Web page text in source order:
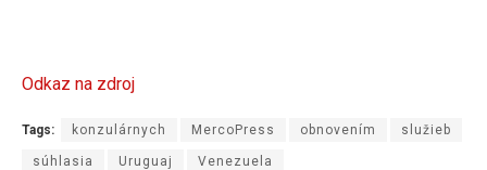
Odkaz na zdroj
Tags: konzulárnych MercoPress obnovením služieb
súhlasia Uruguaj Venezuela